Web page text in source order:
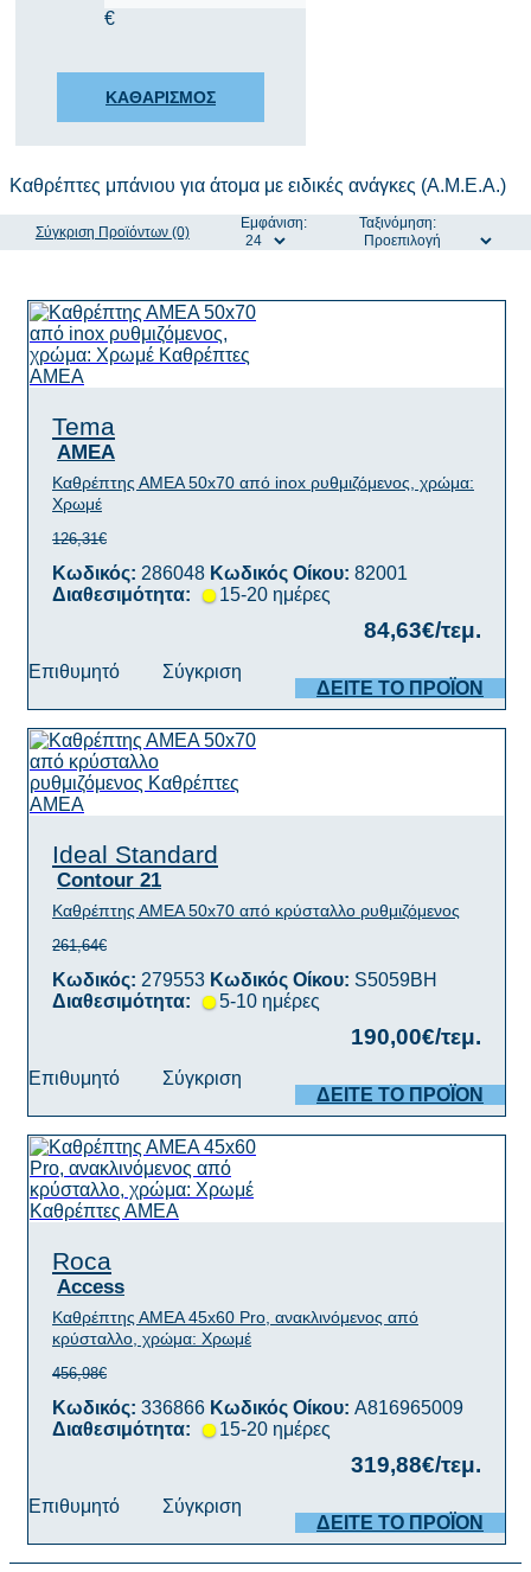
€
ΚΑΘΑΡΙΣΜΟΣ
Καθρέπτες μπάνιου για άτομα με ειδικές ανάγκες (Α.Μ.Ε.Α.)
Σύγκριση Προϊόντων (0)
Εμφάνιση: Ταξινόμηση:
Tema
AMEA
Καθρέπτης ΑΜΕΑ 50x70 από inox ρυθμιζόμενος, χρώμα:
Χρωμέ
126,31€
Κωδικός: 286048 Κωδικός Οίκου: 82001
Διαθεσιμότητα:
15-20 ημέρες
84,63€/τεμ.
ΔΕΙΤΕ ΤΟ ΠΡΟΪΟΝ
Επιθυμητό Σύγκριση
Ideal Standard
Contour 21
Καθρέπτης ΑΜΕΑ 50x70 από κρύσταλλο ρυθμιζόμενος
261,64€
Κωδικός: 279553 Κωδικός Οίκου: S5059BH
Διαθεσιμότητα:
5-10 ημέρες
190,00€/τεμ.
ΔΕΙΤΕ ΤΟ ΠΡΟΪΟΝ
Επιθυμητό Σύγκριση
Roca
Access
Καθρέπτης ΑΜΕΑ 45x60 Pro, ανακλινόμενος από
κρύσταλλο, χρώμα: Χρωμέ
456,98€
Κωδικός: 336866 Κωδικός Οίκου: A816965009
Διαθεσιμότητα:
15-20 ημέρες
319,88€/τεμ.
ΔΕΙΤΕ ΤΟ ΠΡΟΪΟΝ
Επιθυμητό Σύγκριση